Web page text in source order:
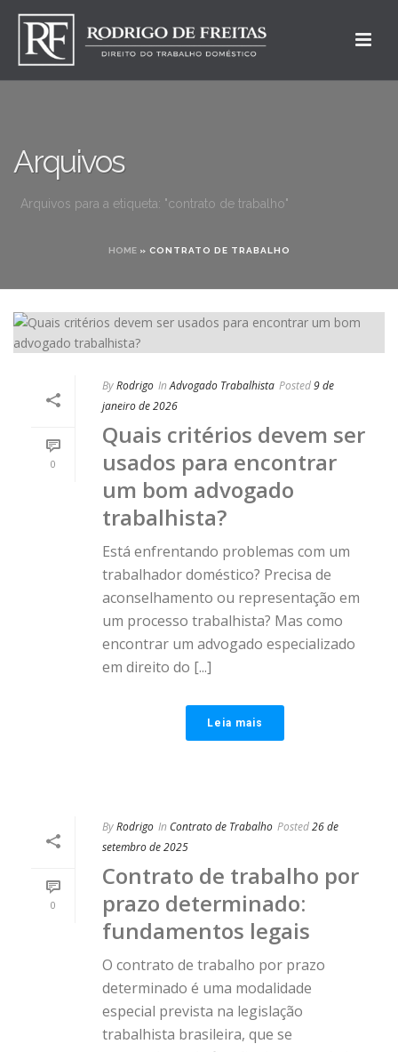
Arquivos
Arquivos para a etiqueta: "contrato de trabalho"
HOME» CONTRATO DE TRABALHO
0
ByRodrigo In Advogado Trabalhista Posted9 de
janeiro de 2026
Quais critérios devem ser
usados ​​para encontrar
um bom advogado
trabalhista?
Está enfrentando problemas com um
trabalhador doméstico? Precisa de
aconselhamento ou representação em
um processo trabalhista? Mas como
encontrar um advogado especializado
em direito do [...]
Leia mais
0
ByRodrigo In Contrato de Trabalho Posted26 de
setembro de 2025
Contrato de trabalho por
prazo determinado:
fundamentos legais
O contrato de trabalho por prazo
determinado é uma modalidade
especial prevista na legislação
trabalhista brasileira, que se